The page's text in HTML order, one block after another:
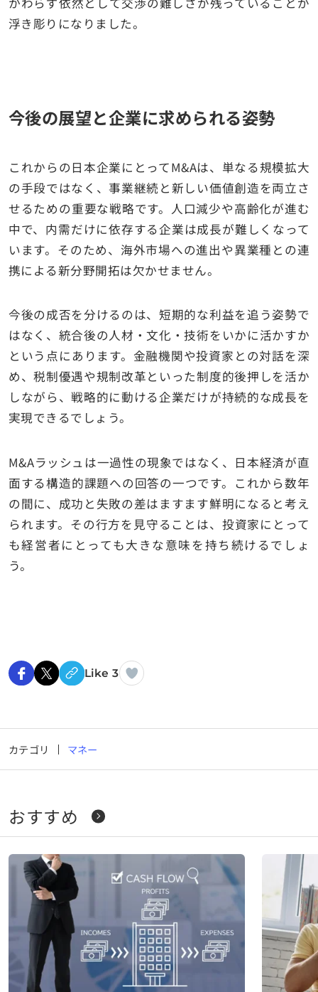
浮き彫りになりました。
今後の展望と企業に求められる姿勢
これからの日本企業にとってM&Aは、単なる規模拡大
の手段ではなく、事業継続と新しい価値創造を両立さ
せるための重要な戦略です。人口減少や高齢化が進む
中で、内需だけに依存する企業は成長が難しくなって
います。そのため、海外市場への進出や異業種との連
携による新分野開拓は欠かせません。
今後の成否を分けるのは、短期的な利益を追う姿勢で
はなく、統合後の人材・文化・技術をいかに活かすか
という点にあります。金融機関や投資家との対話を深
め、税制優遇や規制改革といった制度的後押しを活か
しながら、戦略的に動ける企業だけが持続的な成長を
実現できるでしょう。
M&Aラッシュは一過性の現象ではなく、日本経済が直
面する構造的課題への回答の一つです。これから数年
の間に、成功と失敗の差はますます鮮明になると考え
られます。その行方を見守ることは、投資家にとって
も経営者にとっても大きな意味を持ち続けるでしょ
う。
Like 3
カテゴリ マネー
おすすめ